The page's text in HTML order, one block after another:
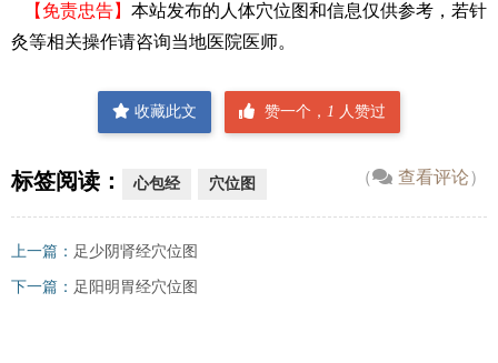
【免责忠告】 本站发布的人体穴位图和信息仅供参考，若针
灸等相关操作请咨询当地医院医师。
收藏此文 赞一个，1 人赞过
（ 查看评论）
标签阅读： 心包经 穴位图
上一篇： 足少阴肾经穴位图
下一篇： 足阳明胃经穴位图